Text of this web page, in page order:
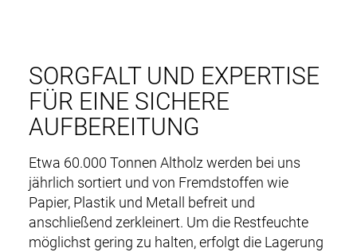
SORGFALT UND EXPERTISE
FÜR EINE SICHERE
AUFBEREITUNG
Etwa 60.000 Tonnen Altholz werden bei uns
jährlich sortiert und von Fremdstoffen wie
Papier, Plastik und Metall befreit und
anschließend zerkleinert. Um die Restfeuchte
möglichst gering zu halten, erfolgt die Lagerung